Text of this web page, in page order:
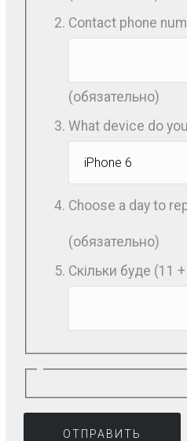
Contact phone
(обязательно)
What device do
Choose a day to
(обязательно)
Скільки буде (11